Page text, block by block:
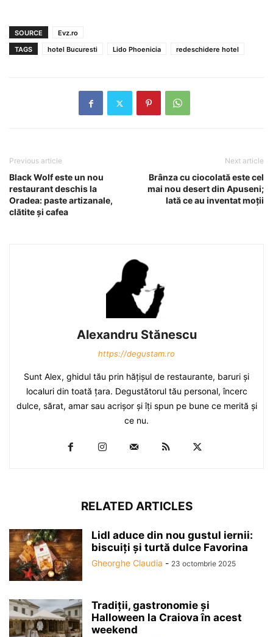
SOURCE
Evz.ro
TAGS
hotel Bucuresti Lido Phoenicia redeschidere hotel
Previous article
Black Wolf este un nou
restaurant deschis la
Oradea: paste artizanale,
clătite şi cafea
Next article
Brânza cu ciocolată este cel
mai nou desert din Apuseni;
Iată ce au inventat moţii
Alexandru Stănescu
https://degustam.ro
Sunt Alex, ghidul tău prin hăţişul de restaurante, baruri şi
localuri din toată ţara. Degustătorul tău personal, încerc
dulce, sărat, amar sau acrişor şi îţi spun pe bune ce merită şi
ce nu.
RELATED ARTICLES
Lidl aduce din nou gustul iernii:
biscuiți și turtă dulce Favorina
Gheorghe Claudia - 23 octombrie 2025
Tradiții, gastronomie și
Halloween la Craiova în acest
weekend